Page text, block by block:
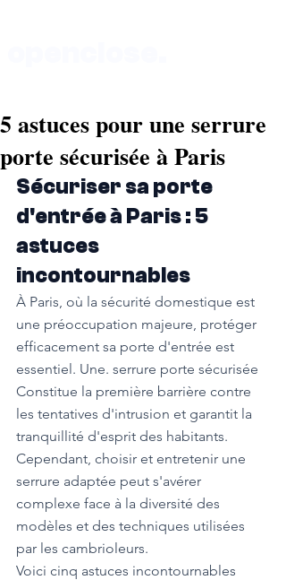
Boutique au 135 rue de Vaugirard 75015 Paris
5 astuces pour une serrure
porte sécurisée à Paris
Sécuriser sa porte
d'entrée à Paris : 5
astuces
incontournables
À Paris, où la sécurité domestique est
une préoccupation majeure, protéger
efficacement sa porte d'entrée est
essentiel. Une. serrure porte sécurisée
Constitue la première barrière contre
les tentatives d'intrusion et garantit la
tranquillité d'esprit des habitants.
Cependant, choisir et entretenir une
serrure adaptée peut s'avérer
complexe face à la diversité des
modèles et des techniques utilisées
par les cambrioleurs.
Voici cinq astuces incontournables